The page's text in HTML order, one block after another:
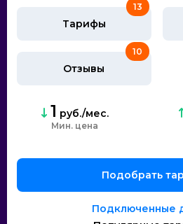
Тарифы
13
Отзывы
10
1 руб./мес.
Мин. цена
Подобрать
Подключенные